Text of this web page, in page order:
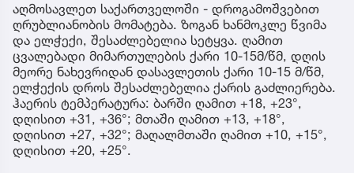
აღმოსავლეთ საქართველოში - დროგამოშვებით
ღრუბლიანობის მომატება. ზოგან ხანმოკლე წვიმა
და ელჭექი, შესაძლებელია სეტყვა. ღამით
ცვალებადი მიმართულების ქარი 10-15მ/წმ, დღის
მეორე ნახევრიდან დასავლეთის ქარი 10-15 მ/წმ,
ელჭექის დროს შესაძლებელია ქარის გაძლიერება.
ჰაერის ტემპერატურა: ბარში ღამით +18, +23°,
დღისით +31, +36°; მთაში ღამით +13, +18°,
დღისით +27, +32°; მაღალმთაში ღამით +10, +15°,
დღისით +20, +25°.